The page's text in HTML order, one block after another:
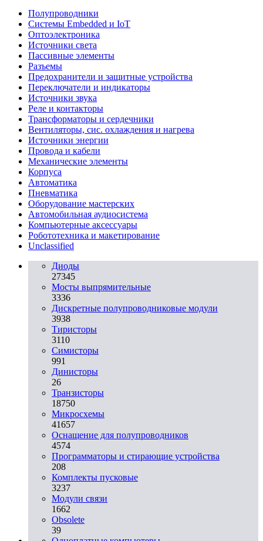
Полупроводники
Системы Embedded и IoT
Oптоэлектроника
Источники света
Пассивные элементы
Разъeмы
Предохранители и защитные устройства
Переключатели и индикаторы
Источники звука
Реле и контакторы
Трансформаторы и сердечники
Вентиляторы, сис. охлаждения и нагрева
Источники энергии
Провода и кабели
Механические элементы
Корпуса
Автоматика
Пневматика
Оборудование мастерских
Автомобильная аудиосистема
Компьютерные аксессуары
Робототехника и макетирование
Unclassified
Диоды
27345
Мосты выпрямительные
3336
Дискретные полупроводниковые модули
3938
Тиристоры
3110
Симисторы
991
Динисторы
26
Транзисторы
18750
Микросхемы
41657
Оснащение для полупроводников
4574
Программаторы и стирающие устройства
208
Комплекты пусковые
3237
Модули связи
1662
Obsolete
39